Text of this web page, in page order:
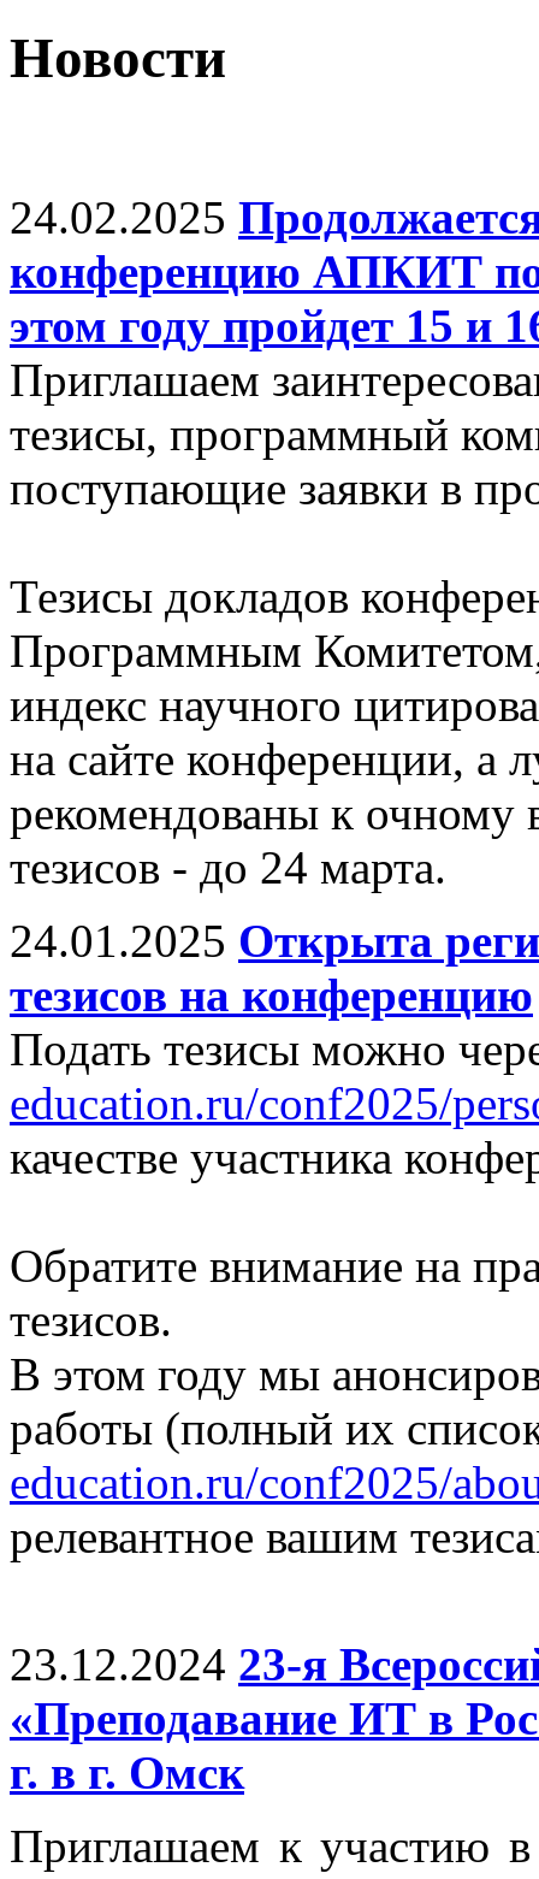
Новости
24.02.2025
конференцию АПКИТ
этом году пройдет 15 и
Приглашаем
тезисы, программный
поступающие заявки в
Тезисы докладов
Программным
индекс научного
на сайте конференции, а
рекомендованы к
тезисов - до 24 марта.
24.01.2025 Открыта
тезисов на конференцию
Подать тезисы можно
education.ru/conf2025/
качестве участника
Обратите внимание на
тезисов.
В этом году мы
работы (полный их
education.ru/conf2025/
релевантное вашим
23.12.2024 23-я
«Преподавание ИТ в
г. в г. Омск
Приглашаем к участию